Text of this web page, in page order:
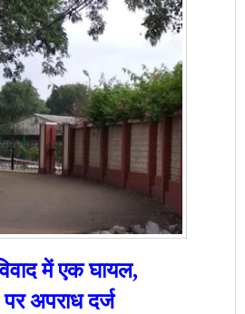
में एक घायल,
पर अपराध दर्ज